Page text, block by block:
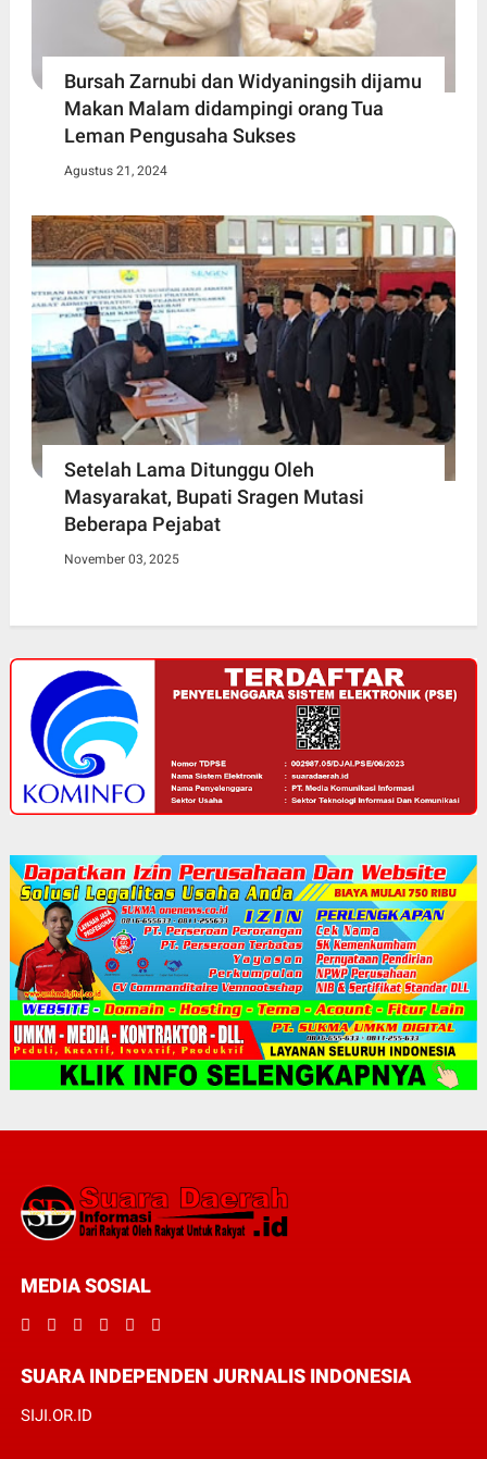
Bursah Zarnubi dan Widyaningsih dijamu
Makan Malam didampingi orang Tua
Leman Pengusaha Sukses
Agustus 21, 2024
Setelah Lama Ditunggu Oleh
Masyarakat, Bupati Sragen Mutasi
Beberapa Pejabat
November 03, 2025
MEDIA SOSIAL
SUARA INDEPENDEN JURNALIS INDONESIA
SIJI.OR.ID